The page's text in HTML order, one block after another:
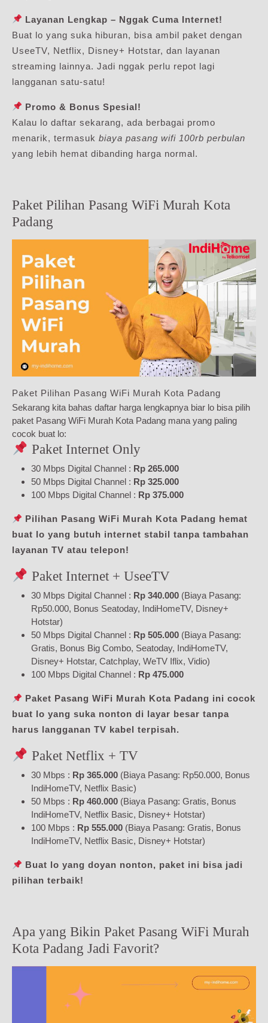
Layanan Lengkap – Nggak Cuma Internet!
Buat lo yang suka hiburan, bisa ambil paket dengan
UseeTV, Netflix, Disney+ Hotstar, dan layanan
streaming lainnya. Jadi nggak perlu repot lagi
langganan satu-satu!
Promo & Bonus Spesial!
Kalau lo daftar sekarang, ada berbagai promo
menarik, termasuk biaya pasang wifi 100rb perbulan
yang lebih hemat dibanding harga normal.
Paket Pilihan Pasang WiFi Murah Kota
Padang
Paket Pilihan Pasang WiFi Murah Kota Padang
Sekarang kita bahas daftar harga lengkapnya biar lo bisa pilih
paket Pasang WiFi Murah Kota Padang mana yang paling
cocok buat lo:
Paket Internet Only
30 Mbps Digital Channel : Rp 265.000
50 Mbps Digital Channel : Rp 325.000
100 Mbps Digital Channel : Rp 375.000
Pilihan Pasang WiFi Murah Kota Padang hemat
buat lo yang butuh internet stabil tanpa tambahan
layanan TV atau telepon!
Paket Internet + UseeTV
30 Mbps Digital Channel : Rp 340.000 (Biaya Pasang:
Rp50.000, Bonus Seatoday, IndiHomeTV, Disney+
Hotstar)
50 Mbps Digital Channel : Rp 505.000 (Biaya Pasang:
Gratis, Bonus Big Combo, Seatoday, IndiHomeTV,
Disney+ Hotstar, Catchplay, WeTV Iflix, Vidio)
100 Mbps Digital Channel : Rp 475.000
Paket Pasang WiFi Murah Kota Padang ini cocok
buat lo yang suka nonton di layar besar tanpa
harus langganan TV kabel terpisah.
Paket Netflix + TV
30 Mbps : Rp 365.000 (Biaya Pasang: Rp50.000, Bonus
IndiHomeTV, Netflix Basic)
50 Mbps : Rp 460.000 (Biaya Pasang: Gratis, Bonus
IndiHomeTV, Netflix Basic, Disney+ Hotstar)
100 Mbps : Rp 555.000 (Biaya Pasang: Gratis, Bonus
IndiHomeTV, Netflix Basic, Disney+ Hotstar)
Buat lo yang doyan nonton, paket ini bisa jadi
pilihan terbaik!
Apa yang Bikin Paket Pasang WiFi Murah
Kota Padang Jadi Favorit?